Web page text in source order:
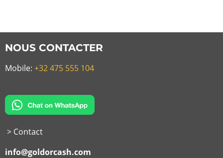
NOUS CONTACTER
Mobile: +32 475 555 104
> Contact
info@goldorcash.com